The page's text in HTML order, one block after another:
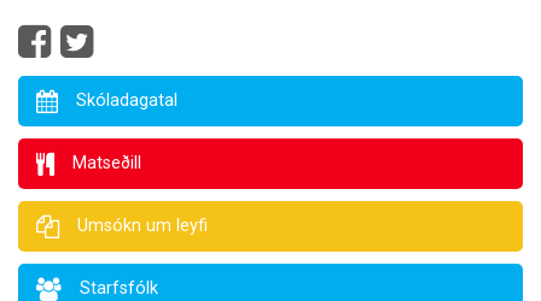
Skóladagatal
Matseðill
Umsókn um leyfi
Starfsfólk